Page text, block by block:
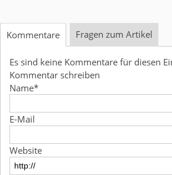
Kommentare Fragen zum Artikel
Es sind keine Kommentare für diesen
Kommentar schreiben
Name*
E-Mail
Website